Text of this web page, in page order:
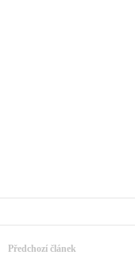
Předchozí článek